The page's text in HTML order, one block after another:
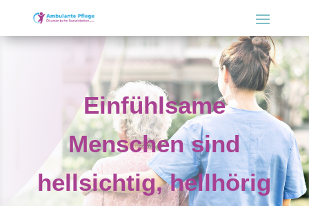
Einfühlsame
Menschen sind
hellsichtig, hellhörig